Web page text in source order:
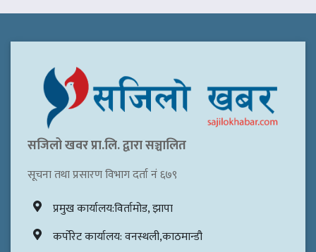
सजिलो खवर प्रा.लि. द्वारा सञ्चालित
सूचना तथा प्रसारण विभाग दर्ता नं ६७९
प्रमुख कार्यालय:विर्तामोड, झापा
कर्पोरेट कार्यालय: वनस्थली,काठमान्डौ